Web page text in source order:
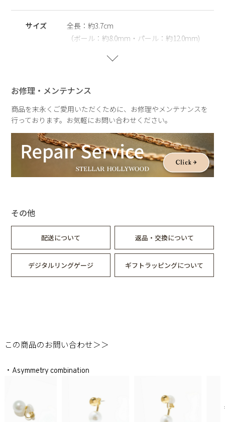
また、ニッケルフリーとサージカルステンレスを使用すること
で肌にやさしく、金属アレルギーの方でも安心してご使用いた
します。
※サージカルステンレス
医療用器具に使われている合金です。表面が特殊な膜で覆われ
を指します。
※シェルパール
天然の殻を再利用してつくられ自然や環境にやさしく、長くご
※1点のみでの販売です。両耳でご着用の場合は2点ご注文くだ
サイズ
全長：約3.7cm
（ボール：約8.0mm・パール：約12.0mm)
お修理・メンテナンス
商品を末永くご愛用いただくために、お修理やメンテナンスを
行っております。お気軽にお問い合わせください。
その他
配送について 返品・交換について
デジタルリングゲージ ギフトラッピングについて
この商品のお問い合わせ＞＞
・Asymmetry combination